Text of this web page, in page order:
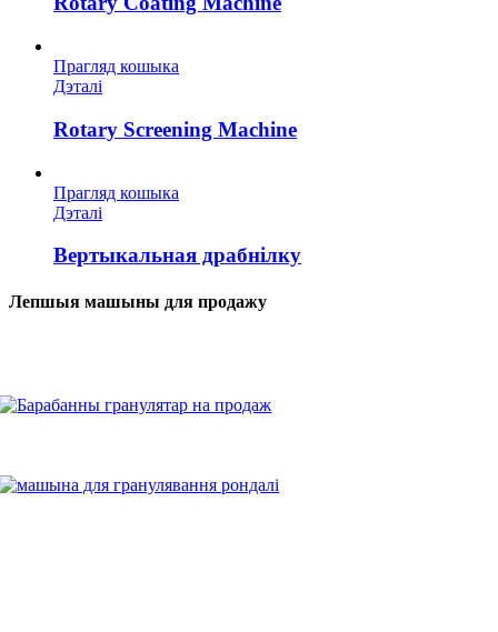
Прагляд кошыка
Дэталі
Rotary Screening Machine
Прагляд кошыка
Дэталі
Вертыкальная драбнілку
Лепшыя машыны для продажу